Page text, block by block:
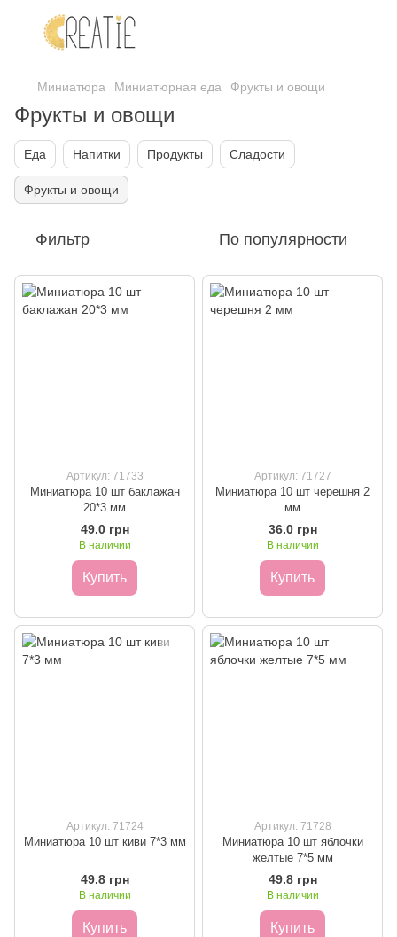
Миниатюра Миниатюрная еда Фрукты и овощи
Фрукты и овощи
Еда Напитки Продукты Сладости
Фрукты и овощи
Фильтр По популярности
Артикул: 71733
Миниатюра 10 шт баклажан
20*3 мм
49.0 грн
В наличии
Купить
Артикул: 71727
Миниатюра 10 шт черешня 2
мм
36.0 грн
В наличии
Купить
Артикул: 71724
Миниатюра 10 шт киви 7*3 мм
49.8 грн
В наличии
Купить
Артикул: 71728
Миниатюра 10 шт яблочки
желтые 7*5 мм
49.8 грн
В наличии
Купить